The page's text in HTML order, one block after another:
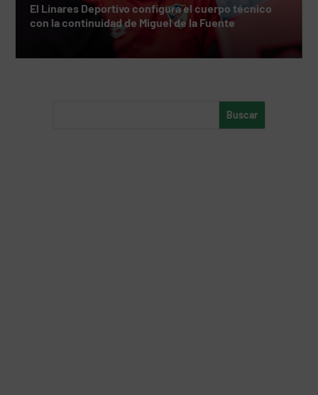
El Linares Deportivo configura el cuerpo técnico
con la continuidad de Miguel de la Fuente